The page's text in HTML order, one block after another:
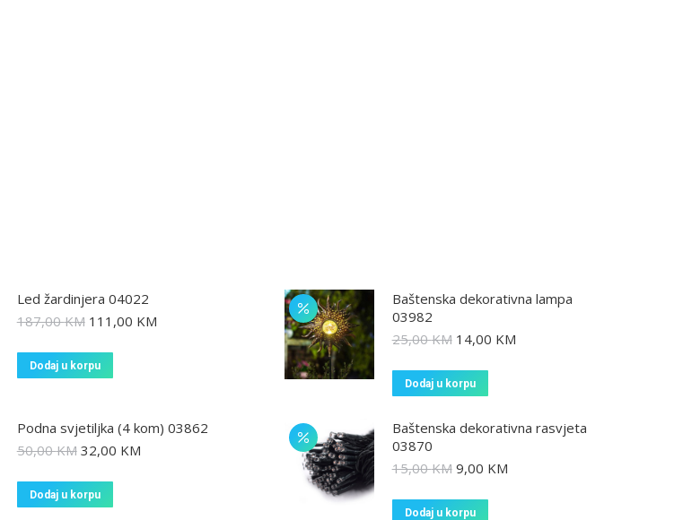
Led žardinjera 04022
187,00KM 111,00 KM
Dodaj u korpu
Baštenska dekorativna lampa
03982
25,00KM 14,00 KM
Dodaj u korpu
Podna svjetiljka (4 kom) 03862
50,00KM 32,00 KM
Dodaj u korpu
Baštenska dekorativna rasvjeta
03870
15,00KM 9,00 KM
Dodaj u korpu